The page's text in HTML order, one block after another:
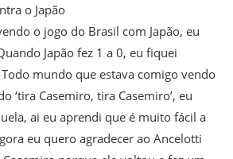
o Japão
o jogo do Brasil com Japão, eu
Japão fez 1 a 0, eu fiquei
Todo mundo que estava comigo vendo
‘tira Casemiro, tira Casemiro’, eu
ai eu aprendi que é muito fácil a
eu quero agradecer ao Ancelotti